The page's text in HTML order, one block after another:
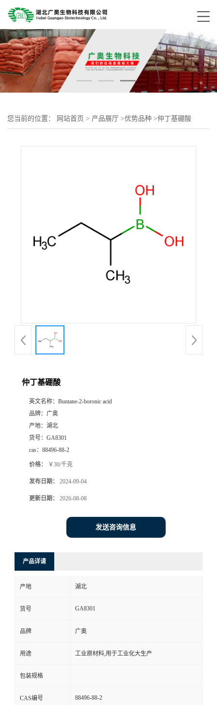
您当前的位置： 网站首页 > 产品展厅 >优势品种 >仲丁基硼酸
仲丁基硼酸
英文名称： Buntane-2-boronic acid
品牌： 广奥
产地： 湖北
货号： GA8301
cas： 88496-88-2
价格： ￥30/千克
发布日期： 2024-09-04
更新日期： 2026-08-08
发送咨询信息
产品详请
产地 湖北
货号 GA8301
品牌 广奥
用途 工业原材料,用于工业化大生产
包装规格
CAS编号 88496-88-2